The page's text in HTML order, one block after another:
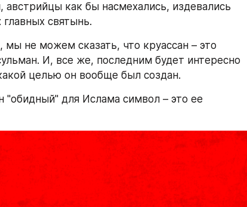
как бы насмехались, издевались
святынь.
не можем сказать, что круассан – это
И, все же, последним будет интересно
целью он вообще был создан.